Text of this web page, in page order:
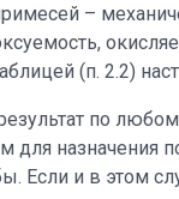
–
(п. 2.2)
по
для назначения
Если и в этом